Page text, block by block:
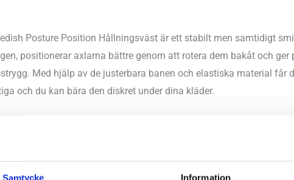
Samtycke Information
Posture Position Hållningsväst är ett stabilt men samtidigt
positionerar axlarna bättre genom att rotera dem bakåt och
Med hjälp av de justerbara banen och elastiska material
och du kan bära den diskret under dina kläder.
Elastiska material som andas.
Använd förslagsvis 1-3 timmar om dagen om din inte fått någon